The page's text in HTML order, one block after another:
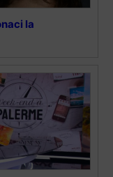
la